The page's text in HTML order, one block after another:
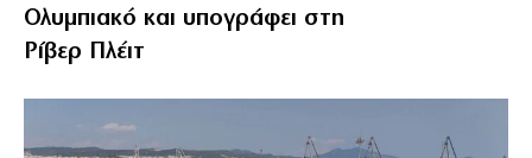
Ολυμπιακό και υπογράφει στη
Ρίβερ Πλέιτ